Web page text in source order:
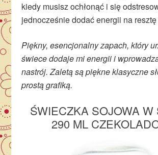
kiedy musisz ochłonąć i się
jednocześnie dodać energii na
Piękny, esencjonalny zapach, który
świece dodaje mi energii i
nastrój. Zaletą są piękne klasyczne
prostą grafiką.
ŚWIECZKA SOJOWA W
290 ML